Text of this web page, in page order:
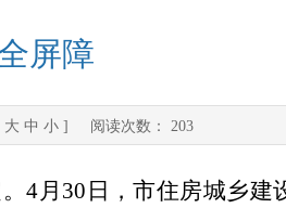
屏障
大 中 小] 阅读次数： 203
。4月 30 日，市住房城乡建